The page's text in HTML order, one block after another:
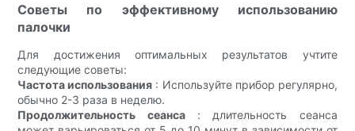
Советы по эффективному использованию
палочки
Для достижения оптимальных результатов учтите
следующие советы:
Частота использования : Используйте прибор регулярно,
обычно 2-3 раза в неделю.
Продолжительность сеанса: длительность сеанса